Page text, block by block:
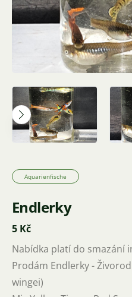
Aquarienfische
Endlerky
5 Kč
Nabídka platí do smazání
Prodám Endlerky -
wingei)